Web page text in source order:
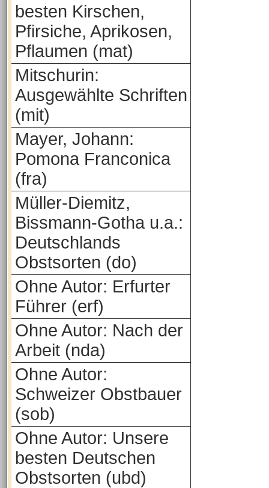
besten Kirschen,
Pfirsiche, Aprikosen,
Pflaumen (mat)
Mitschurin:
Ausgewählte Schriften
(mit)
Mayer, Johann:
Pomona Franconica
(fra)
Müller-Diemitz,
Bissmann-Gotha u.a.:
Deutschlands
Obstsorten (do)
Ohne Autor: Erfurter
Führer (erf)
Ohne Autor: Nach der
Arbeit (nda)
Ohne Autor:
Schweizer Obstbauer
(sob)
Ohne Autor: Unsere
besten Deutschen
Obstsorten (ubd)